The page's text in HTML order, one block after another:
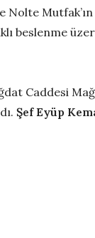
Mutfak’ın
beslenme
Caddesi
Şef Eyüp